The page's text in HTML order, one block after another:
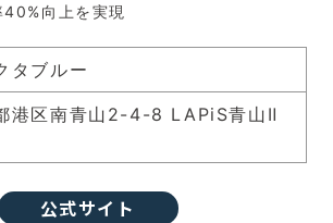
向上を実現
タブルー
港区南青山2-4-8 LAPiS青山Ⅱ
公式サイト